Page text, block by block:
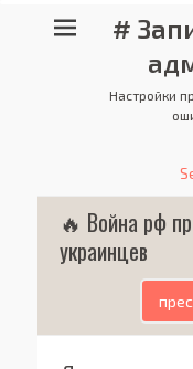
#
Настройки
🔥 Война рф
украинцев